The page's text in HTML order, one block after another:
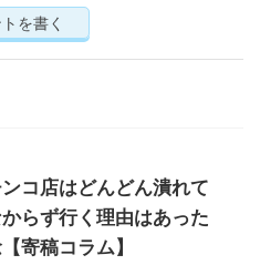
を書く
コ店はどんどん潰れて
らず行く理由はあった
寄稿コラム】